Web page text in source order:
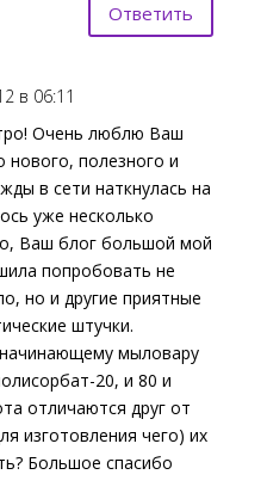
Ответить
в 06:11
Очень люблю Ваш
нового, полезного и
в сети наткнулась на
уже несколько
Ваш блог большой мой
попробовать не
но и другие приятные
штучки.
мыловару
20, и 80 и
отличаются друг от
изготовления чего) их
Большое спасибо